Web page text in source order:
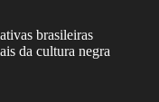
brasileiras
da cultura negra